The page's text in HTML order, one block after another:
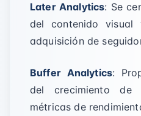
Later Analytics: Se
del contenido
adquisición de
Buffer Analytics:
del crecimiento de
métricas de